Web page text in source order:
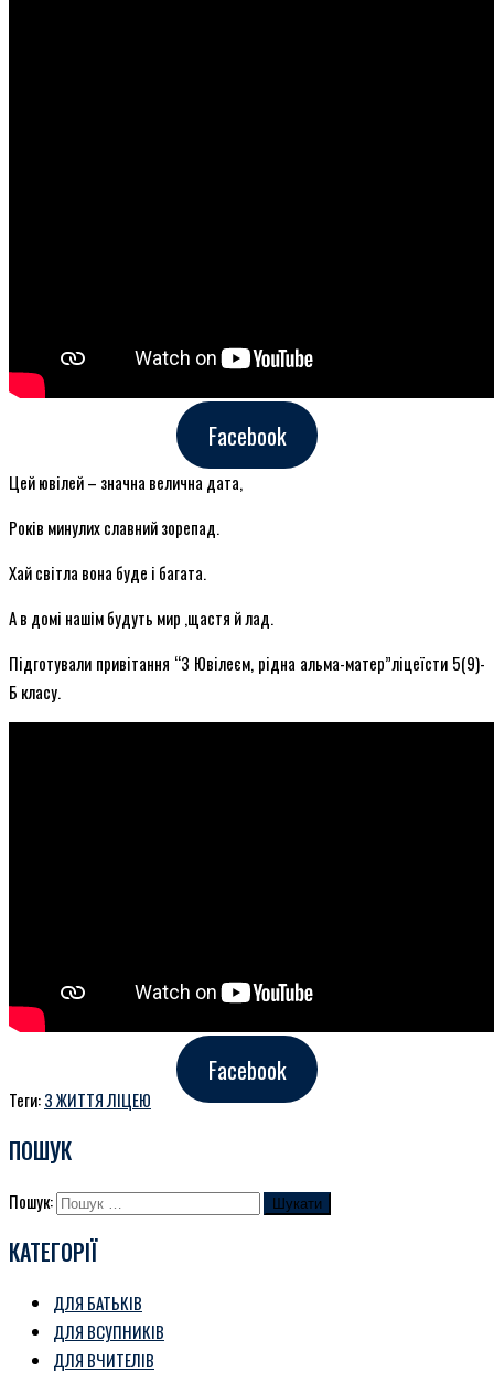
Facebook
Цей ювілей – значна велична дата,
Років минулих славний зорепад.
Хай світла вона буде і багата.
А в домі нашім будуть мир ,щастя й лад.
Підготували привітання “З Ювілеєм, рідна альма-матер”ліцеїсти 5(9)-
Б класу.
Facebook
Теги:З ЖИТТЯ ЛІЦЕЮ
ПОШУК
Пошук:
КАТЕГОРІЇ
ДЛЯ БАТЬКІВ
ДЛЯ ВСУПНИКІВ
ДЛЯ ВЧИТЕЛІВ